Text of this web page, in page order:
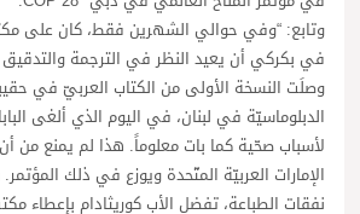
وتابع: “وفي حوالي الشهرين فقط، كان على
في بكركي أن يعيد النظر في الترجمة والتدقيق
وصلَت النسخة الأولى من الكتاب العربيّ في
الدبلوماسيّة في لبنان، في اليوم الذي ألغى
لأسباب صحّية كما بات معلوماً. هذا لم يمنع من
الإمارات العربيّة المتّحدة ويوزع في ذلك
نفقات الطباعة، تفضل الأب كوريثادام بإعطاء